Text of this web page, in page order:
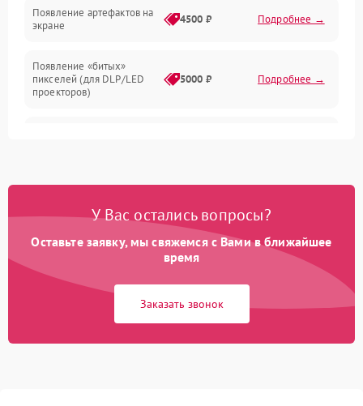
Появление артефактов на
экране
4500 ₽ Подробнее →
Появление «битых»
пикселей (для DLP/LED
проекторов)
5000 ₽ Подробнее →
Нестабильная яркость или
Неравномерная подсветка
4500 ₽ Подробнее →
автоматическая коррекция
трапеции (Keystone)
3000 ₽ Подробнее →
У Вас остались вопросы?
Оставьте заявку, мы свяжемся с Вами в ближайшее
время
Заказать звонок